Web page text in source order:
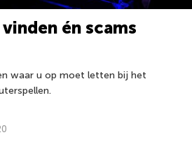
én scams
waar u op moet letten bij het